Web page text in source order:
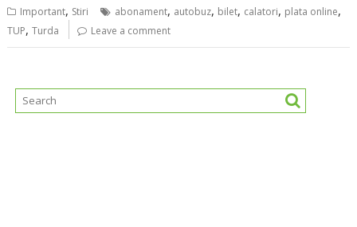
Important, Stiri abonament, autobuz, bilet, calatori, plata online,
TUP,Turda Leave a comment